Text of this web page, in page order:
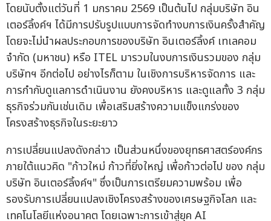
โดยนับตั้งแต่วันที่ 1 มกราคม 2569 เป็นต้นไป กลุ่มบริษัท อิน
เตอร์ลิ้งค์ฯ ได้มีการปรับรูปแบบการจัดทำงบการเงินครั้งสำคัญ
โดยจะไม่นำผลประกอบการของบริษัท อินเตอร์ลิ้งค์ เทเลคอม
จำกัด (มหาชน) หรือ ITEL มารวมในงบการเงินรวมของ กลุ่ม
บริษัทฯ อีกต่อไป อย่างไรก็ตาม ในเชิงการบริหารจัดการ และ
การกำกับดูแลการดำเนินงาน ยังคงบริหาร และดูแลทั้ง 3 กลุ่ม
ธุรกิจร่วมกันเช่นเดิม เพื่อเสริมสร้างความแข็งแกร่งของ
โครงสร้างธุรกิจในระยะยาว
การเปลี่ยนแปลงดังกล่าว เป็นส่วนหนึ่งของยุทธศาสตร์องค์กร
ภายใต้แนวคิด "ก้าวใหม่ ก้าวที่ยิ่งใหญ่ เพื่อก้าวต่อไป ของ กลุ่ม
บริษัท อินเตอร์ลิ้งค์ฯ" ซึ่งเป็นการเตรียมความพร้อม เพื่อ
รองรับการเปลี่ยนแปลงเชิงโครงสร้างของเศรษฐกิจโลก และ
เทคโนโลยีแห่งอนาคต โดยเฉพาะการเข้าสู่ยุค AI